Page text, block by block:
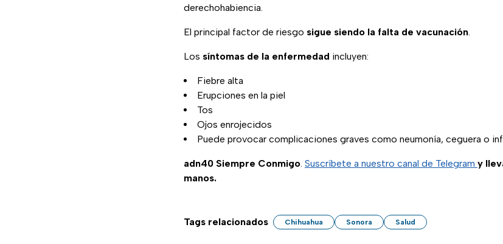
derechohabiencia.
El principal factor de riesgo sigue siendo la falta de vacunación.
Los síntomas de la enfermedad incluyen:
Fiebre alta
Erupciones en la piel
Tos
Ojos enrojecidos
Puede provocar complicaciones graves como neumonía, ceguera o
adn40 Siempre Conmigo. Suscríbete a nuestro canal de Telegram y
manos.
Tags relacionados Chihuahua Sonora Salud